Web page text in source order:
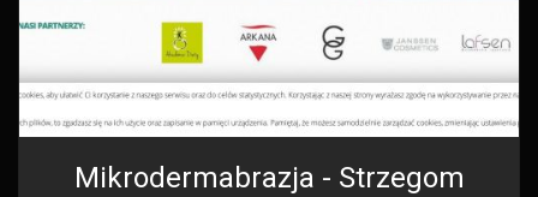
Mikrodermabrazja - Strzegom